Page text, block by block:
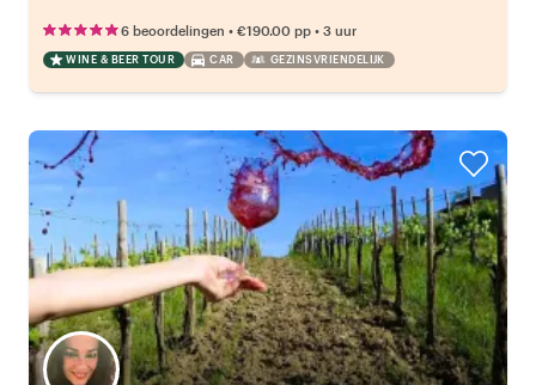
6 beoordelingen • €190.00 pp • 3 uur
WINE & BEER TOUR CAR GEZINSVRIENDELIJK